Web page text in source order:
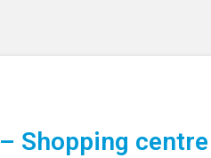
– Shopping centre